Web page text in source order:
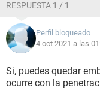
RESPUESTA 1 / 1
Perfil bloqueado
4 oct 2021 a las
Si, puedes quedar
ocurre con la